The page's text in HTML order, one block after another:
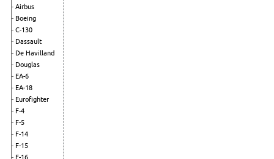
Airbus
Boeing
C-130
Dassault
De Havilland
Douglas
EA-6
EA-18
Eurofighter
F-4
F-5
F-14
F-15
F-16